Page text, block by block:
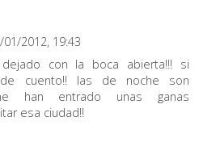
01/2012, 19:43
con la boca abierta!!! si
cuento!! las de noche son
han entrado unas ganas
esa ciudad!!